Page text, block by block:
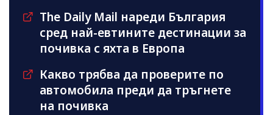
The Daily Mail нареди България
сред най-евтините дестинации за
почивка с яхта в Европа
Какво трябва да проверите по
автомобила преди да тръгнете
на почивка